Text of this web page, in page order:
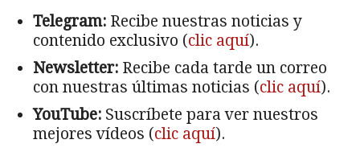
Telegram: Recibe nuestras noticias y
contenido exclusivo (clic aquí).
Newsletter: Recibe cada tarde un correo
con nuestras últimas noticias (clic aquí).
YouTube: Suscríbete para ver nuestros
mejores vídeos (clic aquí).